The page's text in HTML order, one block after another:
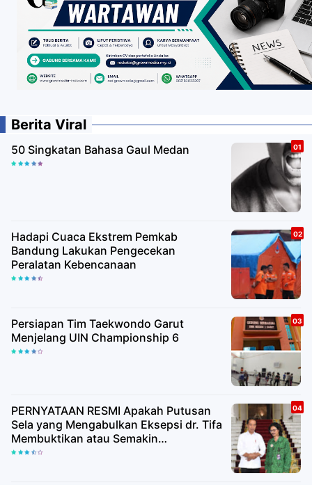
Berita Viral
50 Singkatan Bahasa Gaul Medan
Hadapi Cuaca Ekstrem Pemkab
Bandung Lakukan Pengecekan
Peralatan Kebencanaan
Persiapan Tim Taekwondo Garut
Menjelang UIN Championship 6
PERNYATAAN RESMI Apakah Putusan
Sela yang Mengabulkan Eksepsi dr. Tifa
Membuktikan atau Semakin
Meyakinkan Publik Bahwa Ijazah